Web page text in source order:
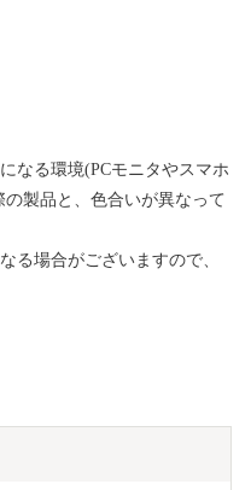
なる環境(PCモニタやスマホ
製品と、色合いが異なって
る場合がございますので、